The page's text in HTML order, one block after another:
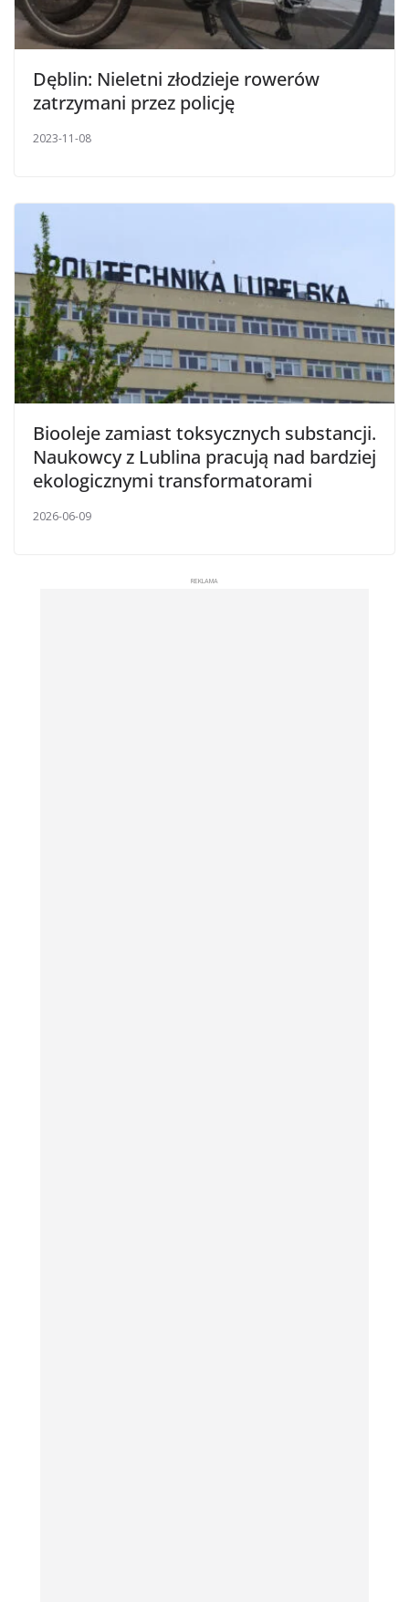
Dęblin: Nieletni złodzieje rowerów
zatrzymani przez policję
2023-11-08
Biooleje zamiast toksycznych substancji.
Naukowcy z Lublina pracują nad bardziej
ekologicznymi transformatorami
2026-06-09
REKLAMA